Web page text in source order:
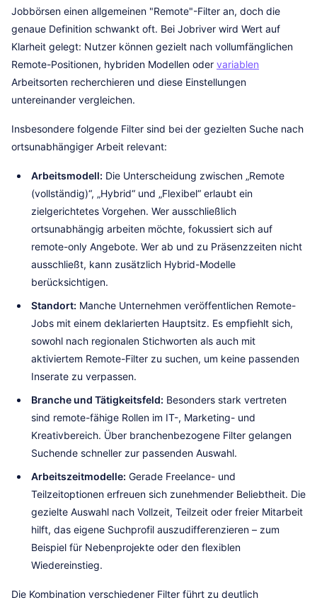
Jobbörsen einen allgemeinen "Remote"-Filter an, doch die
genaue Definition schwankt oft. Bei Jobriver wird Wert auf
Klarheit gelegt: Nutzer können gezielt nach vollumfänglichen
Remote-Positionen, hybriden Modellen oder variablen
Arbeitsorten recherchieren und diese Einstellungen
untereinander vergleichen.
Insbesondere folgende Filter sind bei der gezielten Suche nach
ortsunabhängiger Arbeit relevant:
Arbeitsmodell: Die Unterscheidung zwischen „Remote
(vollständig)“, „Hybrid“ und „Flexibel“ erlaubt ein
zielgerichtetes Vorgehen. Wer ausschließlich
ortsunabhängig arbeiten möchte, fokussiert sich auf
remote-only Angebote. Wer ab und zu Präsenzzeiten nicht
ausschließt, kann zusätzlich Hybrid-Modelle
berücksichtigen.
Standort: Manche Unternehmen veröffentlichen Remote-
Jobs mit einem deklarierten Hauptsitz. Es empfiehlt sich,
sowohl nach regionalen Stichworten als auch mit
aktiviertem Remote-Filter zu suchen, um keine passenden
Inserate zu verpassen.
Branche und Tätigkeitsfeld: Besonders stark vertreten
sind remote-fähige Rollen im IT-, Marketing- und
Kreativbereich. Über branchenbezogene Filter gelangen
Suchende schneller zur passenden Auswahl.
Arbeitszeitmodelle: Gerade Freelance- und
Teilzeitoptionen erfreuen sich zunehmender Beliebtheit. Die
gezielte Auswahl nach Vollzeit, Teilzeit oder freier Mitarbeit
hilft, das eigene Suchprofil auszudifferenzieren – zum
Beispiel für Nebenprojekte oder den flexiblen
Wiedereinstieg.
Die Kombination verschiedener Filter führt zu deutlich